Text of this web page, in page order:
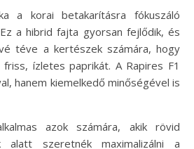
a korai betakarításra fókuszáló
a hibrid fajta gyorsan fejlődik, és
téve a kertészek számára, hogy
ízletes paprikát. A Rapires F1
hanem kiemelkedő minőségével is
azok számára, akik rövid
alatt szeretnék maximalizálni a